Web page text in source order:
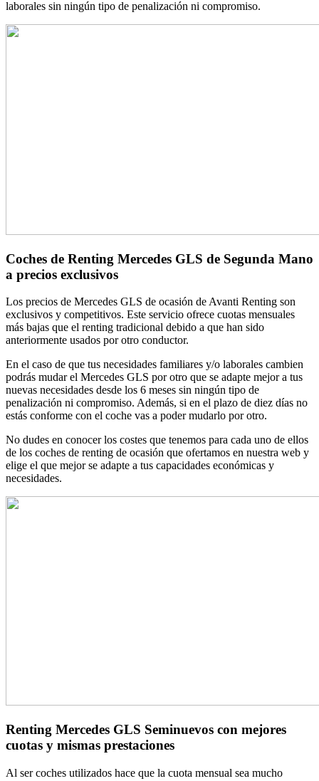
laborales sin ningún tipo de penalización ni compromiso.
Coches de Renting Mercedes GLS de Segunda Mano
a precios exclusivos
Los precios de Mercedes GLS de ocasión de Avanti Renting son
exclusivos y competitivos. Este servicio ofrece cuotas mensuales
más bajas que el renting tradicional debido a que han sido
anteriormente usados por otro conductor.
En el caso de que tus necesidades familiares y/o laborales cambien
podrás mudar el Mercedes GLS por otro que se adapte mejor a tus
nuevas necesidades desde los 6 meses sin ningún tipo de
penalización ni compromiso. Además, si en el plazo de diez días no
estás conforme con el coche vas a poder mudarlo por otro.
No dudes en conocer los costes que tenemos para cada uno de ellos
de los coches de renting de ocasión que ofertamos en nuestra web y
elige el que mejor se adapte a tus capacidades económicas y
necesidades.
Renting Mercedes GLS Seminuevos con mejores
cuotas y mismas prestaciones
Al ser coches utilizados hace que la cuota mensual sea mucho